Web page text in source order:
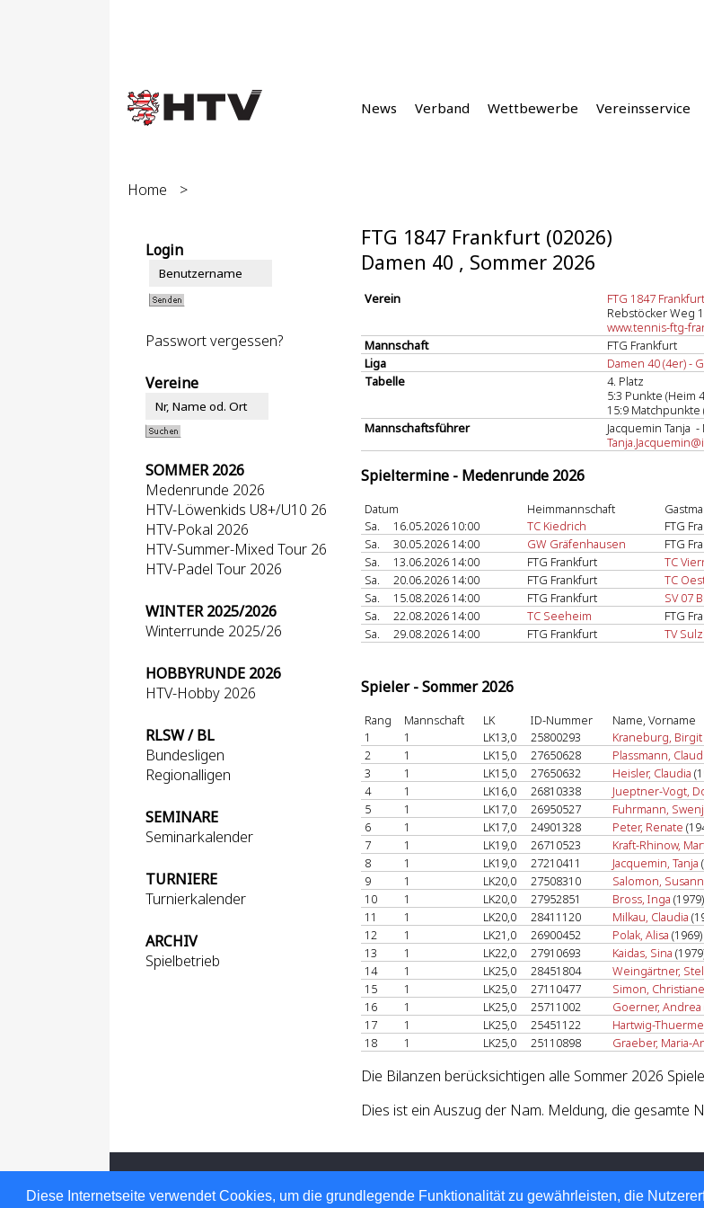
Diese Internetseite verwendet Cookies, um die grundlegende Funktionalität zu gewährleisten, die
News Verband Wettbewerbe Vereinsservice
Home >
Login
Passwort vergessen?
Vereine
SOMMER 2026
Medenrunde 2026
HTV-Löwenkids U8+/U10 26
HTV-Pokal 2026
HTV-Summer-Mixed Tour 26
HTV-Padel Tour 2026
WINTER 2025/2026
Winterrunde 2025/26
HOBBYRUNDE 2026
HTV-Hobby 2026
RLSW / BL
Bundesligen
Regionalligen
SEMINARE
Seminarkalender
TURNIERE
Turnierkalender
ARCHIV
Spielbetrieb
FTG 1847 Frankfurt (02026)
Damen 40 , Sommer 2026
Verein
FTG 1847
Rebstöcker Weg
www.tennis-ftg-
Mannschaft
FTG Frankfurt
Liga
Damen 40 (4er) -
Tabelle
4. Platz
5:3 Punkte (Heim
15:9 Matchpunkte
Mannschaftsführer
Jacquemin Tanja
Spieltermine - Medenrunde 2026
Datum Heimmannschaft
Sa.
16.05.2026 10:00 TC Kiedrich FTG
Sa.
30.05.2026 14:00 GW Gräfenhausen FTG
Sa.
13.06.2026 14:00 FTG Frankfurt TC
Sa.
20.06.2026 14:00 FTG Frankfurt TC
Sa.
15.08.2026 14:00 FTG Frankfurt SV 07
Sa.
22.08.2026 14:00 TC Seeheim FTG
Sa.
29.08.2026 14:00 FTG Frankfurt TV
Spieler - Sommer 2026
Rang Mannschaft LK ID-Nummer Name, Vorname
1
1 LK13,0 25800293 Kraneburg, Birgit
2
1 LK15,0 27650628 Plassmann,
3
1 LK15,0 27650632 Heisler, Claudia
4
1 LK16,0 26810338 Jueptner-Vogt,
5
1 LK17,0 26950527 Fuhrmann,
6
1 LK17,0 24901328 Peter, Renate
7
1 LK19,0 26710523 Kraft-Rhinow,
8
1 LK19,0 27210411 Jacquemin, Tanja
9
1 LK20,0 27508310 Salomon,
10
1 LK20,0 27952851 Bross, Inga (1979)
11
1 LK20,0 28411120 Milkau, Claudia
12
1 LK21,0 26900452 Polak, Alisa (1969)
13
1 LK22,0 27910693 Kaidas, Sina
14
1 LK25,0 28451804 Weingärtner,
15
1 LK25,0 27110477 Simon, Christiane
16
1 LK25,0 25711002 Goerner, Andrea
17
1 LK25,0 25451122 Hartwig-
18
1 LK25,0 25110898 Graeber, Maria-
Die Bilanzen berücksichtigen alle Sommer 2026
Dies ist ein Auszug der Nam. Meldung, die gesamte
© 1999-2026nu Datenautomaten GmbH - Automatisierte internetgestützte